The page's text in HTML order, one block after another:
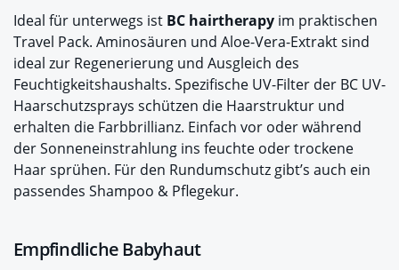
Ideal für unterwegs ist BC hairtherapy im praktischen
Travel Pack. Aminosäuren und Aloe-Vera-Extrakt sind
ideal zur Regenerierung und Ausgleich des
Feuchtigkeitshaushalts. Spezifische UV-Filter der BC UV-
Haarschutzsprays schützen die Haarstruktur und
erhalten die Farbbrillianz. Einfach vor oder während
der Sonneneinstrahlung ins feuchte oder trockene
Haar sprühen. Für den Rundumschutz gibt’s auch ein
passendes Shampoo & Pflegekur.
Empfindliche Babyhaut